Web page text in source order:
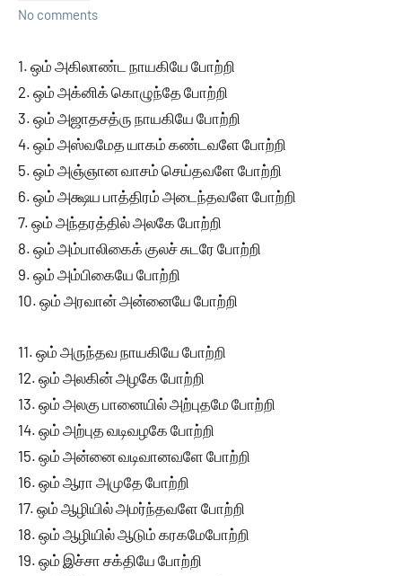
No comments
1. ஒம் அகிலாண்ட நாயகியே போற்றி
2. ஒம் அக்னிக் கொழுந்தே போற்றி
3. ஒம் அஜாதசத்ரு நாயகியே போற்றி
4. ஒம் அஸ்வமேத யாகம் கண்டவளே போற்றி
5. ஒம் அஞ்ஞான வாசம் செய்தவளே போற்றி
6. ஒம் அக்ஷய பாத்திரம் அடைந்தவளே போற்றி
7. ஒம் அந்தரத்தில் அலகே போற்றி
8. ஒம் அம்பாலிகைக் குலச் சுடரே போற்றி
9. ஒம் அம்பிகையே போற்றி
10. ஒம் அரவான் அன்னையே போற்றி
11. ஒம் அருந்தவ நாயகியே போற்றி
12. ஒம் அலகின் அழகே போற்றி
13. ஒம் அலகு பானையில் அற்புதமே போற்றி
14. ஒம் அற்புத வடிவழகே போற்றி
15. ஒம் அன்னை வடிவானவளே போற்றி
16. ஒம் ஆரா அமுதே போற்றி
17. ஒம் ஆழியில் அமர்ந்தவளே போற்றி
18. ஒம் ஆழியில் ஆடும் கரகமேபோற்றி
19. ஒம் இச்சா சக்தியே போற்றி